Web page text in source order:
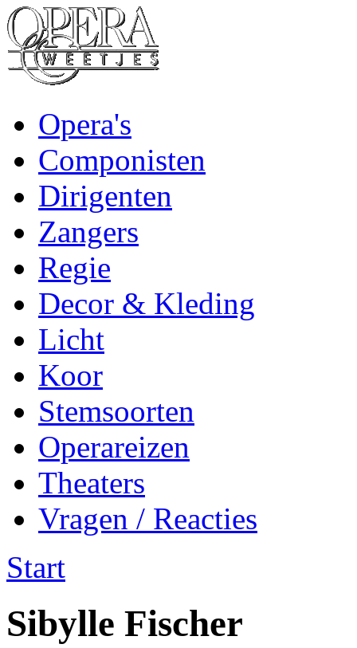
Opera's
Componisten
Dirigenten
Zangers
Regie
Decor & Kleding
Licht
Koor
Stemsoorten
Operareizen
Theaters
Vragen / Reacties
Start
Sibylle Fischer